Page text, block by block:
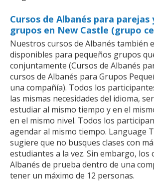
Cursos de Albanés para parejas
grupos en New Castle (grupo
Nuestros cursos de Albanés también
disponibles para pequeños grupos
conjuntamente (Cursos de Albanés
cursos de Albanés para Grupos
una compañía). Todos los
las mismas necesidades del idioma,
estudiar al mismo tiempo y en el
en el mismo nivel. Todos los
agendar al mismo tiempo. Language
sugiere que no busques clases con
estudiantes a la vez. Sin embargo, los
Albanés de prueba dentro de una
tener un máximo de 12 personas.